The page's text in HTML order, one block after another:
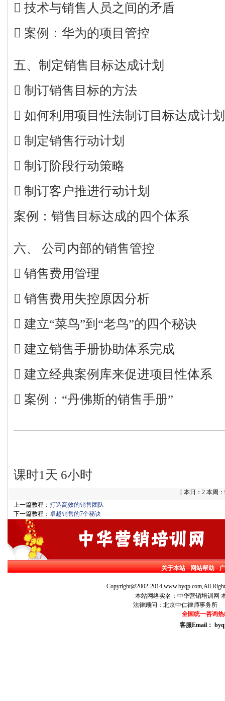
 技术与销售人员之间的矛盾
 案例：华为的项目管控
五、制定销售目标达成计划
 制订销售目标的方法
 如何利用项目性法制订目标达成计
 制定销售行动计划
 制订阶段行动策略
 制订客户推进行动计划
案例：销售目标达成的四个体系
六、 公司内部的销售管控
 销售费用管理
 销售费用失控原因分析
 建立“菜鸟”到“老鸟”的四个秘诀
 建立销售手册协助体系完成
 建立经典案例库来促进项目性体系
 案例：“丹佛斯的销售手册”
课时1天 6小时
[ 本日：2 本周
上一篇教程： 打造高效的销售团队
下一篇教程： 卓越销售的7个秘诀
关于本站 - 网站帮助 -
Copyright@2002-2014 www.byqp.com,All
本站网络实名：中华营销培训网
法律顾问：北京中仁律师事务所
全国统一咨询热
客服Email：